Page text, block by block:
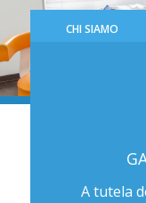
CHI SIAMO
A tutela